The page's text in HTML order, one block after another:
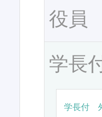
役員
学長
学長付